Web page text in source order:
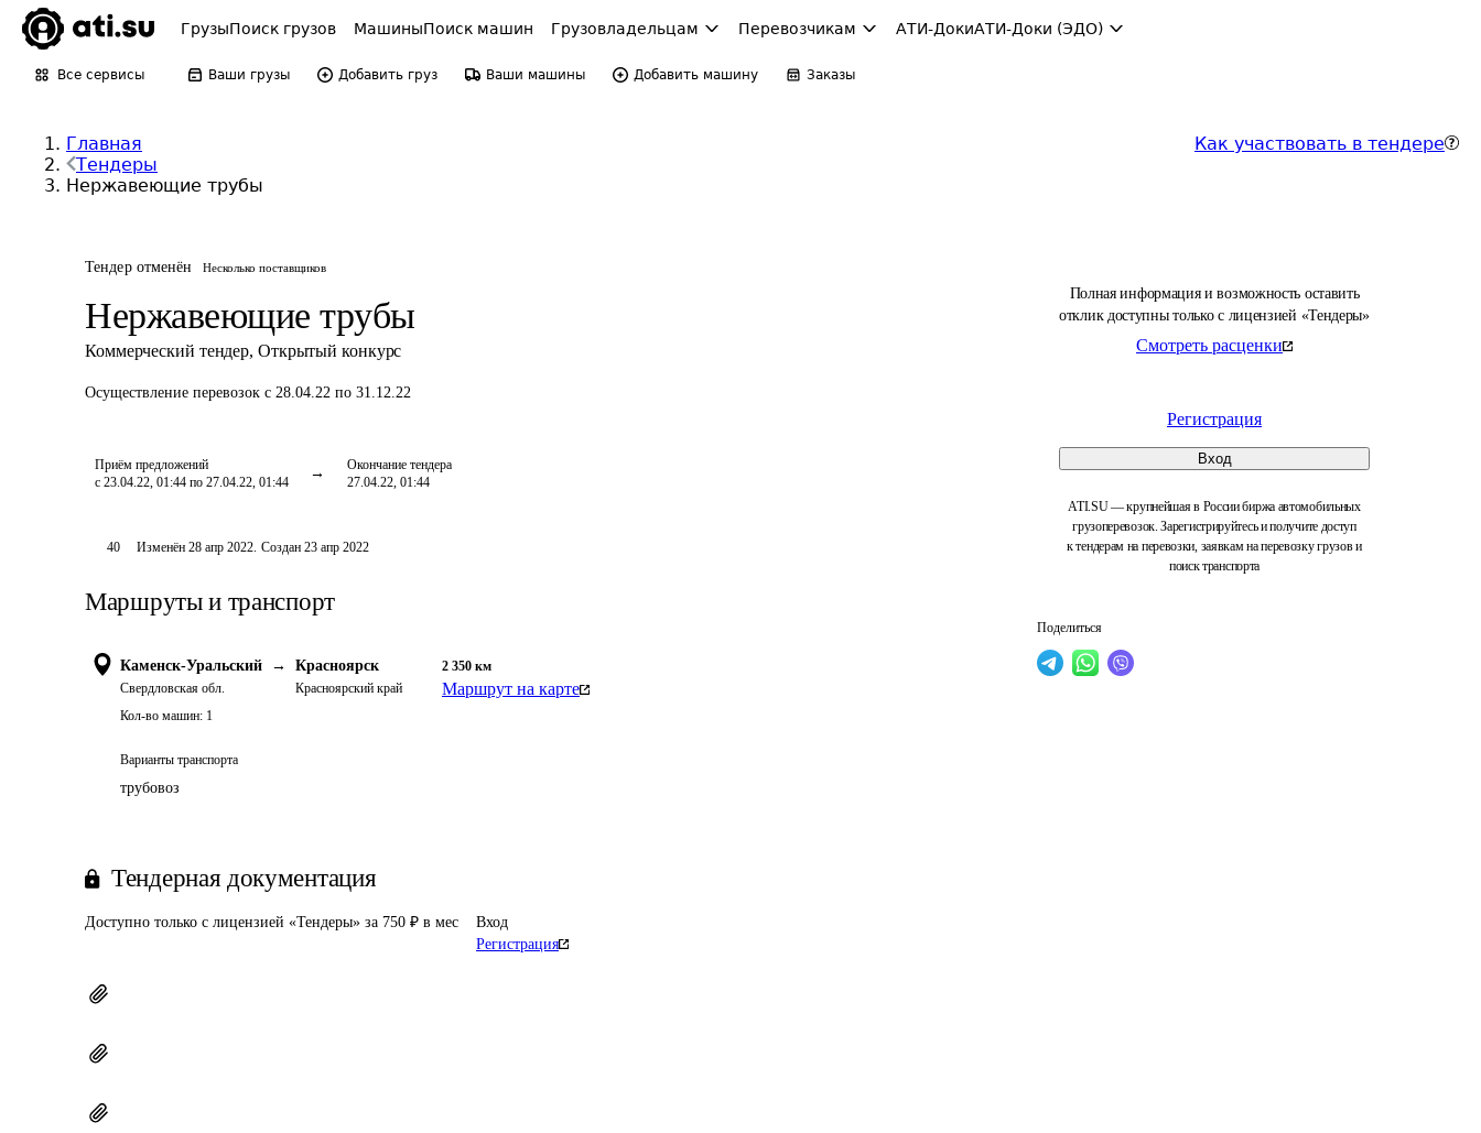
ГрузыПоиск грузов МашиныПоиск машин Грузовладельцам Перевозчикам АТИ-ДокиАТИ-Доки (ЭДО)
Все сервисы Ваши грузы Добавить груз Ваши машины Добавить машину Заказы
Главная
Тендеры
Нержавеющие трубы
Как участвовать в тендере
Тендер отменён Несколько поставщиков
Нержавеющие трубы
Коммерческий тендер, Открытый конкурс
Осуществление перевозок с 28.04.22 по 31.12.22
Приём предложений
с 23.04.22, 01:44 по 27.04.22, 01:44
Окончание тендера
27.04.22, 01:44
Полная информация и возможность оставить
отклик доступны только с лицензией «Тендеры»
Смотреть расценки
Регистрация
Вход
ATI.SU — крупнейшая в России биржа автомобильных
грузоперевозок. Зарегистрируйтесь и получите доступ
к тендерам на перевозки, заявкам на перевозку грузов и
поиск транспорта
Поделиться
40 Изменён28 апр 2022. Создан 23 апр 2022
Маршруты и транспорт
Каменск-Уральский →
Свердловская обл.
Красноярск
Красноярский край
2 350 км
Маршрут на карте
Кол-во машин: 1
Варианты транспорта
трубовоз
Тендерная документация
Доступно только с лицензией «Тендеры» за 750 ₽ в мес
Вход
Регистрация